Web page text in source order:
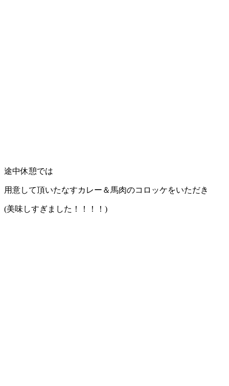
途中休憩では
用意して頂いたなすカレー＆馬肉のコロッケをいただき
(美味しすぎました！！！！)